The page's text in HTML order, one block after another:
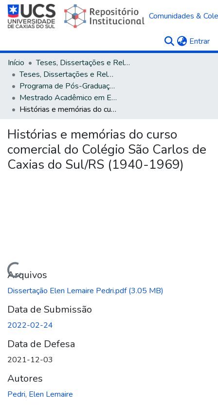
Comunidades &
Entrar
Início
Teses, Dissertações e Relatórios
Teses, Dissertações e Relatórios defendidos na UCS
Programa de Pós-Graduação em Educação
Mestrado Acadêmico em Educação
Histórias e memórias do curso comercial do Colégio São Carlos de Caxias do Sul/RS (1940-1969)
Histórias e memórias do curso
comercial do Colégio São Carlos de
Caxias do Sul/RS (1940-1969)
Arquivos
Dissertação Elen Lemaire Pedri.pdf(3.05 MB)
Data de Submissão
2022-02-24
Data de Defesa
2021-12-03
Autores
Pedri, Elen Lemaire